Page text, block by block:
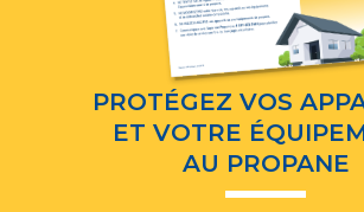
PROTÉGEZ VOS
ET VOTRE
AU PROPANE